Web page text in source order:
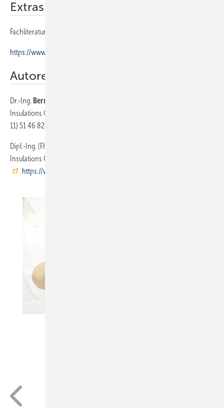
Extras
Fachliteratur zum Thema finden Sie zum Download unter
https://www.sbz-online.de/tags/extras-zum-heft
Autoren
Dr.-Ing. Bernd M. ­Hanel
Insulations GmbH (bis 2009 Leiter F/E), 70734 Fellbach, Telefon (07
11) 51 46 82, E-Mail: ­
Dipl.-Ing. (FH)
Insulations GmbH in 70736 Fellbach, Telefon (07 11) 53 08-0,
https://www.kolektor-insulation.com/de/